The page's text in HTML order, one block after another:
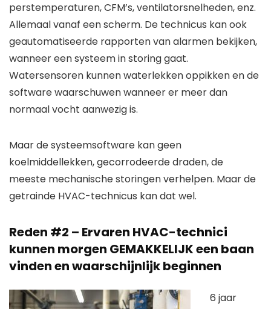
perstemperaturen, CFM’s, ventilatorsnelheden, enz.
Allemaal vanaf een scherm. De technicus kan ook
geautomatiseerde rapporten van alarmen bekijken,
wanneer een systeem in storing gaat.
Watersensoren kunnen waterlekken oppikken en de
software waarschuwen wanneer er meer dan
normaal vocht aanwezig is.
Maar de systeemsoftware kan geen
koelmiddellekken, gecorrodeerde draden, de
meeste mechanische storingen verhelpen. Maar de
getrainde HVAC-technicus kan dat wel.
Reden #2 – Ervaren HVAC-technici
kunnen morgen GEMAKKELIJK een baan
vinden en waarschijnlijk beginnen
6 jaar